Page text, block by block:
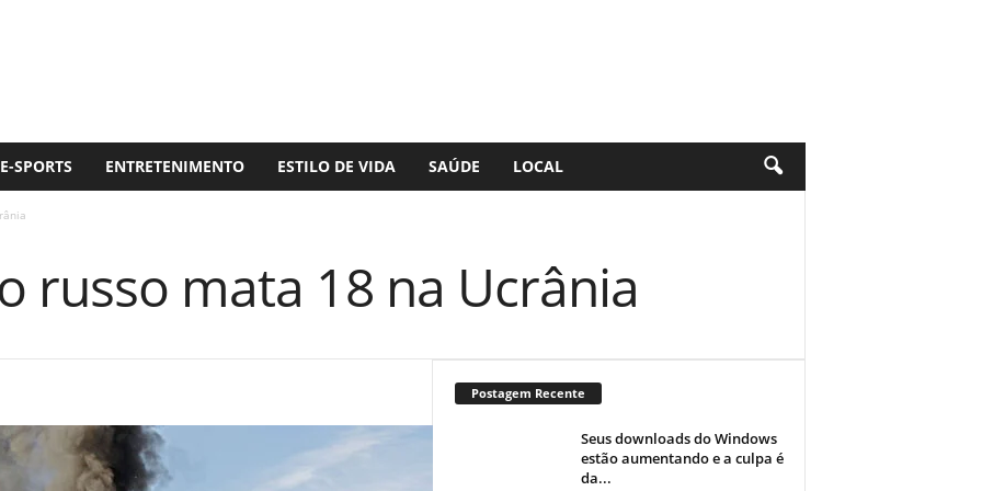
E-SPORTS ENTRETENIMENTO ESTILO DE VIDA SAÚDE LOCAL
russo mata 18 na Ucrânia
Postagem Recente
Seus downloads do Windows
estão aumentando e a culpa é
da...